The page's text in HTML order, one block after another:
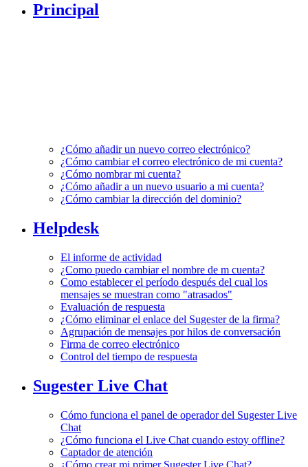
Principal
¿Cómo añadir un nuevo correo electrónico?
¿Cómo cambiar el correo electrónico de mi cuenta?
¿Cómo nombrar mi cuenta?
¿Cómo añadir a un nuevo usuario a mi cuenta?
¿Cómo cambiar la dirección del dominio?
Helpdesk
El informe de actividad
¿Como puedo cambiar el nombre de m cuenta?
Como establecer el período después del cual los
mensajes se muestran como "atrasados"
Evaluación de respuesta
¿Cómo eliminar el enlace del Sugester de la firma?
Agrupación de mensajes por hilos de conversación
Firma de correo electrónico
Control del tiempo de respuesta
Sugester Live Chat
Cómo funciona el panel de operador del Sugester Live
Chat
¿Cómo funciona el Live Chat cuando estoy offline?
Captador de atención
¿Cómo crear mi primer Sugester Live Chat?